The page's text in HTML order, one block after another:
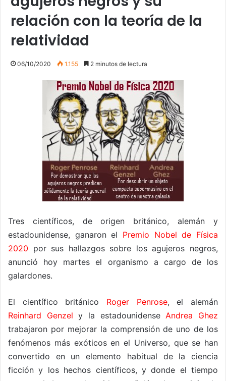
relación con la teoría de la
relatividad
06/10/2020 1.155 2 minutos de lectura
Tres científicos, de origen británico, alemán y
estadounidense, ganaron el Premio Nobel de Física
2020 por sus hallazgos sobre los agujeros negros,
anunció hoy martes el organismo a cargo de los
galardones.
El científico británico Roger Penrose, el alemán
Reinhard Genzel y la estadounidenseAndrea Ghez
trabajaron por mejorar la comprensión de uno de los
fenómenos más exóticos en el Universo, que se han
convertido en un elemento habitual de la ciencia
ficción y los hechos científicos, y donde el tiempo